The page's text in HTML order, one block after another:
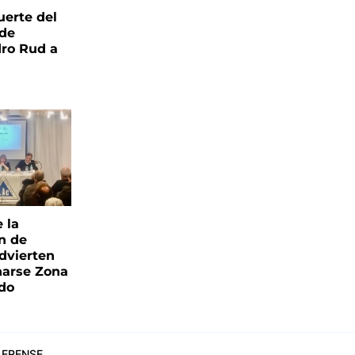
del
Rud a
la
de
Zona